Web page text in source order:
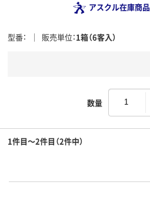
アスクル在庫商品
型番 販売単位 1箱（6客入）
数量
1件目～2件目（2件中）